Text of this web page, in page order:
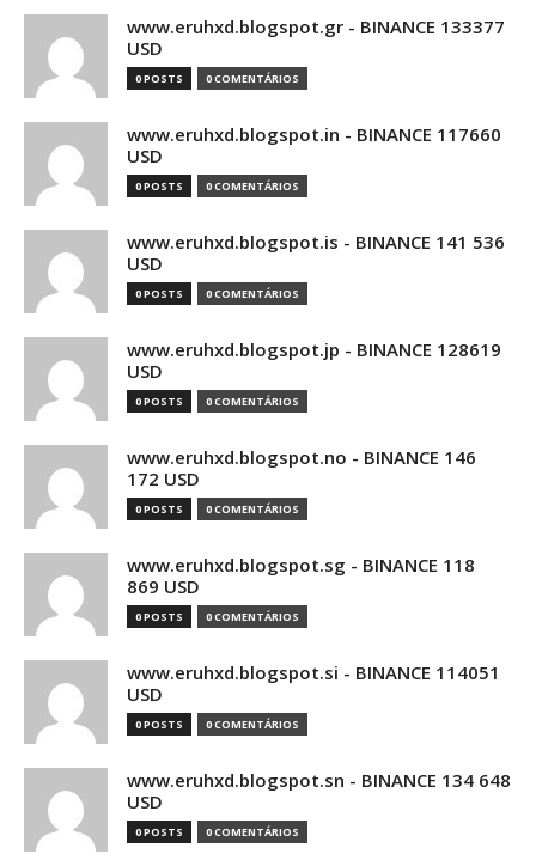
www.eruhxd.blogspot.gr - BINANCE 133377
USD
0 POSTS 0 COMENTÁRIOS
www.eruhxd.blogspot.in - BINANCE 117660
USD
0 POSTS 0 COMENTÁRIOS
www.eruhxd.blogspot.is - BINANCE 141 536
USD
0 POSTS 0 COMENTÁRIOS
www.eruhxd.blogspot.jp - BINANCE 128619
USD
0 POSTS 0 COMENTÁRIOS
www.eruhxd.blogspot.no - BINANCE 146
172 USD
0 POSTS 0 COMENTÁRIOS
www.eruhxd.blogspot.sg - BINANCE 118
869 USD
0 POSTS 0 COMENTÁRIOS
www.eruhxd.blogspot.si - BINANCE 114051
USD
0 POSTS 0 COMENTÁRIOS
www.eruhxd.blogspot.sn - BINANCE 134 648
USD
0 POSTS 0 COMENTÁRIOS